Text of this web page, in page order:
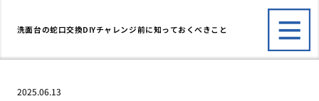
洗面台の蛇口交換DIYチャレンジ前に知っておくべきこと
2025.06.13